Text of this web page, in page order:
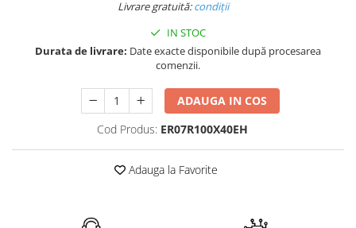
Livrare gratuită:condiții
IN STOC
Durata de livrare: Date exacte disponibile după procesarea
comenzii.
ADAUGA IN COS
Cod Produs: ER07R100X40EH
Adauga la Favorite